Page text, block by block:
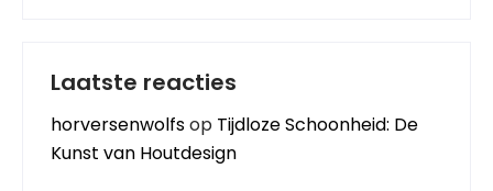
Laatste reacties
horversenwolfsop Tijdloze Schoonheid: De
Kunst van Houtdesign